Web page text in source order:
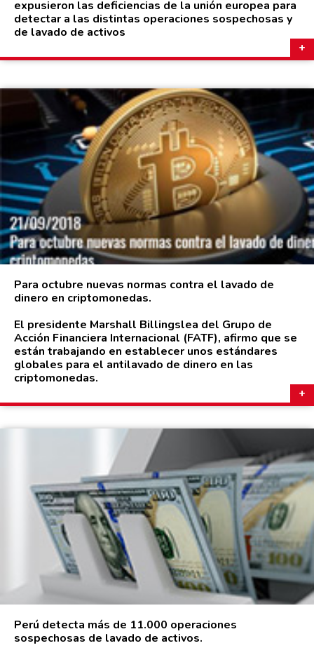
expusieron las deficiencias de la unión europea para
detectar a las distintas operaciones sospechosas y
de lavado de activos
Para octubre nuevas normas contra el lavado de
dinero en criptomonedas.
El presidente Marshall Billingslea del Grupo de
Acción Financiera Internacional (FATF), afirmo que se
están trabajando en establecer unos estándares
globales para el antilavado de dinero en las
criptomonedas.
Perú detecta más de 11.000 operaciones
sospechosas de lavado de activos.